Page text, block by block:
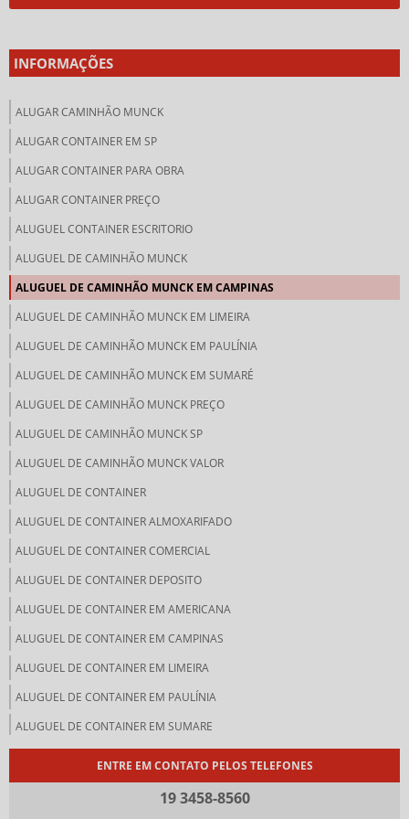
INFORMAÇÕES
ALUGAR CAMINHÃO MUNCK
ALUGAR CONTAINER EM SP
ALUGAR CONTAINER PARA OBRA
ALUGAR CONTAINER PREÇO
ALUGUEL CONTAINER ESCRITORIO
ALUGUEL DE CAMINHÃO MUNCK
ALUGUEL DE CAMINHÃO MUNCK EM CAMPINAS
ALUGUEL DE CAMINHÃO MUNCK EM LIMEIRA
ALUGUEL DE CAMINHÃO MUNCK EM PAULÍNIA
ALUGUEL DE CAMINHÃO MUNCK EM SUMARÉ
ALUGUEL DE CAMINHÃO MUNCK PREÇO
ALUGUEL DE CAMINHÃO MUNCK SP
ALUGUEL DE CAMINHÃO MUNCK VALOR
ALUGUEL DE CONTAINER
ALUGUEL DE CONTAINER ALMOXARIFADO
ALUGUEL DE CONTAINER COMERCIAL
ALUGUEL DE CONTAINER DEPOSITO
ALUGUEL DE CONTAINER EM AMERICANA
ALUGUEL DE CONTAINER EM CAMPINAS
ALUGUEL DE CONTAINER EM LIMEIRA
ALUGUEL DE CONTAINER EM PAULÍNIA
ALUGUEL DE CONTAINER EM SUMARE
ALUGUEL DE CONTAINER PARA ARMAZENAMENTO
ENTRE EM CONTATO PELOS TELEFONES
19 3458-8560